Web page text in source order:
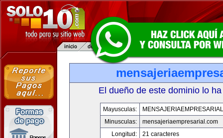
El dueño de este dominio lo
Mayusculas:
Minusculas:
mensajeriaempresarial.com
Longitud:
21 caracteres